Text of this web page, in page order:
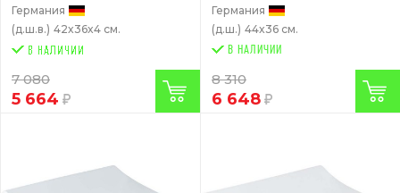
Германия
(д.ш.в.) 42x36x4 см.
7 080
5 664
Германия
(д.ш.) 44x36 см.
В НАЛИЧИИ
8 310
6 648